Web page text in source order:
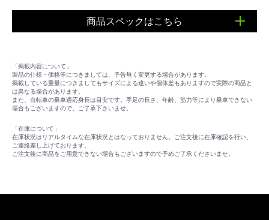
商品スペックはこちら
■1ストロークの空気量：81.4cc
■サイズ：L223×W46×H34mm
■重量：約126g
「掲載内容について」
製品の仕様・価格等につきましては、予告無く変更する場合があります。
掲載している重量につきましてもサイズによる違いや個体差もありますので実際の商品と
は異なる場合があります。
また、自転車の乗車適応身長は目安です。手足の長さ、年齢、筋力等により乗車できない
場合もございますので、ご了承下さいませ。
「在庫について」
在庫状況はリアルタイムな在庫状況とはなっておりません。ご注文後に在庫確認を行い、
ご連絡差し上げております。
ご注文後に商品をご用意できない場合もございますので予めご了承くださいませ。